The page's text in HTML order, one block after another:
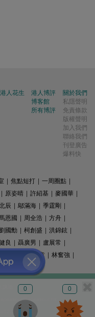
0 0
港人花生
港人博評
博客館
所有博評
關於我們
私隱聲明
免責條款
版權聲明
加入我們
聯絡我們
刊登廣告
爆料快
焦點短打 一周圈點
原姿晴 許紹基 麥國華
辰 鄔滿海 季霆剛
恩國 周全浩 方舟
國勳 柯創盛 洪錦鉉
良 聶廣男 盧展常
精選文章 林奮強
地
speakout@speakout.hk